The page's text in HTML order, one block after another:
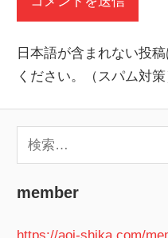
日本語が含まれない投
ください。（スパム対策
索:
member